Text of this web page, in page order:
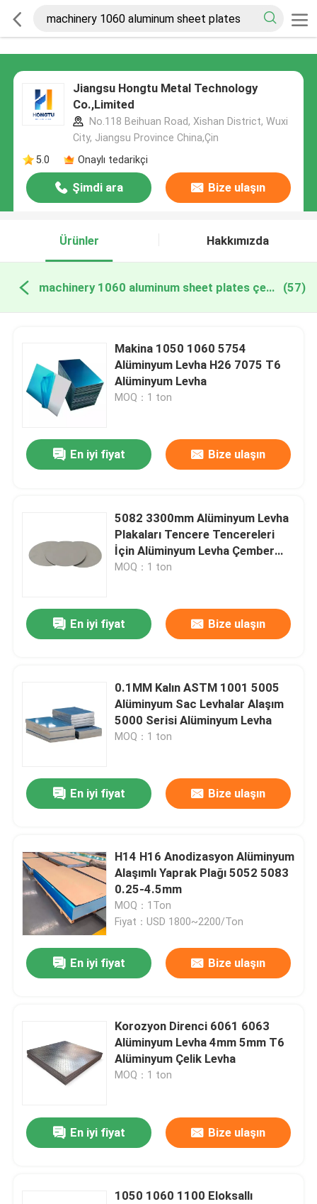
Jiangsu Hongtu Metal Technology
Co.,Limited
No.118 Beihuan Road, Xishan District, Wuxi
City, Jiangsu Province China,Çin
5.0
Onaylı tedarikçi
Şimdi ara Bize ulaşın
Ürünler Hakkımızda
machinery 1060 aluminum sheet plates çevrimiçi üretim (57)
Makina 1050 1060 5754
Alüminyum Levha H26 7075 T6
Alüminyum Levha
MOQ：1 ton
En iyi fiyat Bize ulaşın
5082 3300mm Alüminyum Levha
Plakaları Tencere Tencereleri
İçin Alüminyum Levha Çember
Yuvarlak Levha
MOQ：1 ton
En iyi fiyat Bize ulaşın
0.1MM Kalın ASTM 1001 5005
Alüminyum Sac Levhalar Alaşım
5000 Serisi Alüminyum Levha
MOQ：1 ton
En iyi fiyat Bize ulaşın
H14 H16 Anodizasyon Alüminyum
Alaşımlı Yaprak Plağı 5052 5083
0.25-4.5mm
MOQ：1Ton
Fiyat：USD 1800~2200/Ton
En iyi fiyat Bize ulaşın
Korozyon Direnci 6061 6063
Alüminyum Levha 4mm 5mm T6
Alüminyum Çelik Levha
MOQ：1 ton
En iyi fiyat Bize ulaşın
1050 1060 1100 Eloksallı